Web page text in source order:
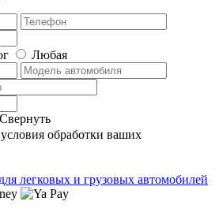
Любая
Свернуть
обработки ваших
легковых и грузовых автомобилей